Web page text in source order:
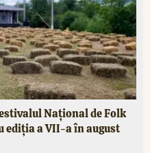
Național de Folk
ediția a VII-a în august